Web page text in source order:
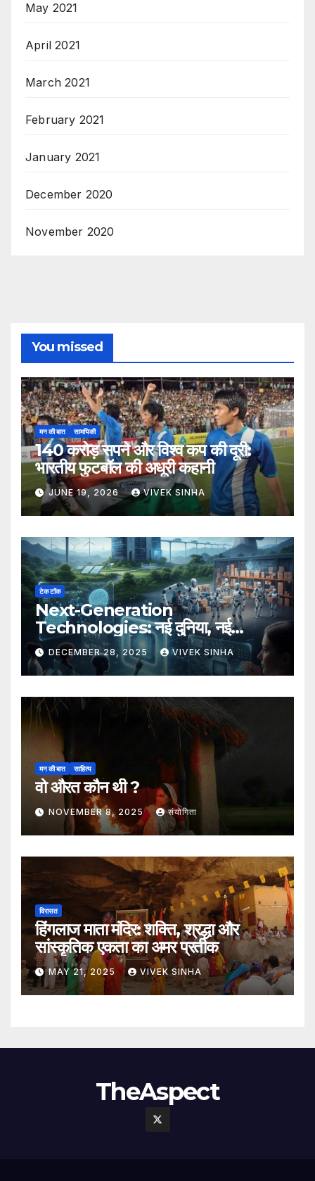
May 2021
April 2021
March 2021
February 2021
January 2021
December 2020
November 2020
You missed
मन की बात सामयिकी
140 करोड़ सपने और विश्व कप की दूरी:
भारतीय फुटबॉल की अधूरी कहानी
JUNE 19, 2026 VIVEK SINHA
टेक टॉक
Next-Generation
Technologies: नई दुनिया, नई
संभावनाएँ, नया भविष्य
DECEMBER 28, 2025 VIVEK SINHA
मन की बात साहित्य
वो औरत कौन थी ?
NOVEMBER 8, 2025 संयोगिता
विरासत
हिंगलाज माता मंदिर: शक्ति, श्रद्धा और
सांस्कृतिक एकता का अमर प्रतीक
MAY 21, 2025 VIVEK SINHA
TheAspect